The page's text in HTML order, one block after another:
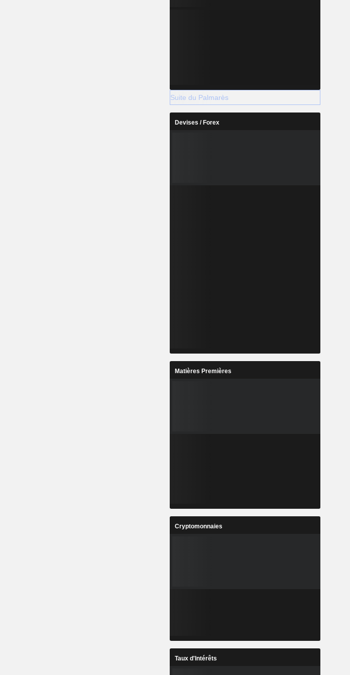
Suite du Palmarès
Devises / Forex
Matières Premières
Cryptomonnaies
Taux d'Intérêts